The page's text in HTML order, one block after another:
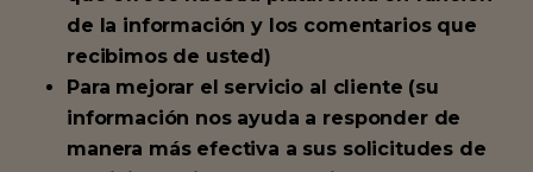
de la información y los comentarios que
recibimos de usted)
Para mejorar el servicio al cliente (su
información nos ayuda a responder de
manera más efectiva a sus solicitudes de